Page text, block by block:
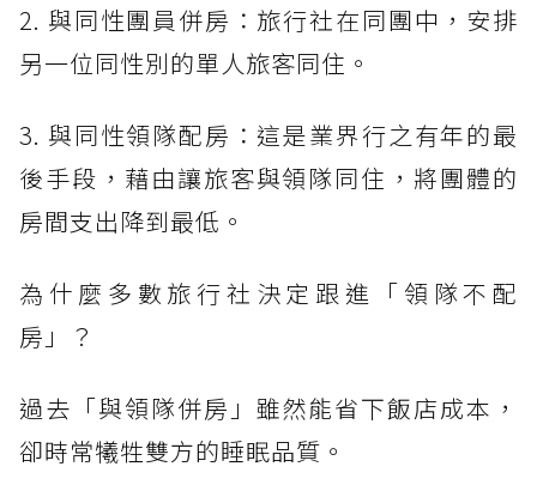
2. 與同性團員併房：旅行社在同團中，安排
另一位同性別的單人旅客同住。
3. 與同性領隊配房：這是業界行之有年的最
後手段，藉由讓旅客與領隊同住，將團體的
房間支出降到最低。
為什麼多數旅行社決定跟進「領隊不配
房」？
過去「與領隊併房」雖然能省下飯店成本，
卻時常犧牲雙方的睡眠品質。